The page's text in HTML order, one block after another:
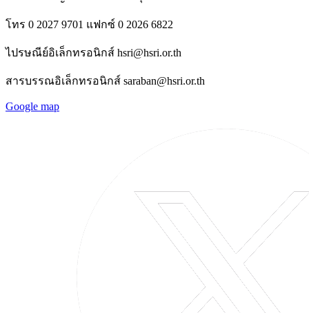
โทร 0 2027 9701 แฟกซ์ 0 2026 6822
ไปรษณีย์อิเล็กทรอนิกส์ hsri@hsri.or.th
สารบรรณอิเล็กทรอนิกส์ saraban@hsri.or.th
Google map